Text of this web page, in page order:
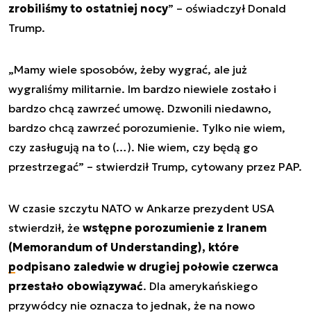
zrobiliśmy to ostatniej nocy” – oświadczył Donald
Trump.
„Mamy wiele sposobów, żeby wygrać, ale już
wygraliśmy militarnie. Im bardzo niewiele zostało i
bardzo chcą zawrzeć umowę. Dzwonili niedawno,
bardzo chcą zawrzeć porozumienie. Tylko nie wiem,
czy zasługują na to (…). Nie wiem, czy będą go
przestrzegać” – stwierdził Trump, cytowany przez PAP.
W czasie szczytu NATO w Ankarze prezydent USA
stwierdził, że wstępne porozumienie z Iranem
(Memorandum of Understanding), które
podpisano zaledwie w drugiej połowie czerwca
przestało obowiązywać. Dla amerykańskiego
przywódcy nie oznacza to jednak, że na nowo